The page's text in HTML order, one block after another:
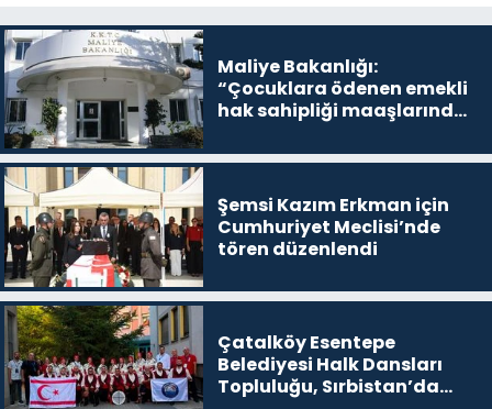
Maliye Bakanlığı:
“Çocuklara ödenen emekli
hak sahipliği maaşlarında
Şemsi Kazım Erkman için
Cumhuriyet Meclisi’nde
tören düzenlendi
Çatalköy Esentepe
Belediyesi Halk Dansları
Topluluğu, Sırbistan’da